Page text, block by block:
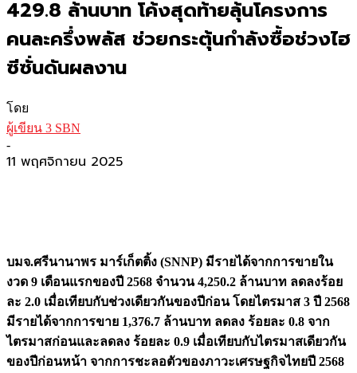
429.8 ล้านบาท โค้งสุดท้ายลุ้นโครงการ
คนละครึ่งพลัส ช่วยกระตุ้นกำลังซื้อช่วงไฮ
ซีซั่นดันผลงาน
โดย
ผู้เขียน 3 SBN
-
11 พฤศจิกายน 2025
บมจ.ศรีนานาพร มาร์เก็ตติ้ง (SNNP) มีรายได้จากการขายใน
งวด 9 เดือนแรกของปี 2568 จำนวน 4,250.2 ล้านบาท ลดลงร้อย
ละ 2.0 เมื่อเทียบกับช่วงเดียวกันของปีก่อน โดยไตรมาส 3 ปี 2568
มีรายได้จากการขาย 1,376.7 ล้านบาท ลดลง ร้อยละ 0.8 จาก
ไตรมาสก่อนและลดลง ร้อยละ 0.9 เมื่อเทียบกับไตรมาสเดียวกัน
ของปีก่อนหน้า จากการชะลอตัวของภาวะเศรษฐกิจไทยปี 2568